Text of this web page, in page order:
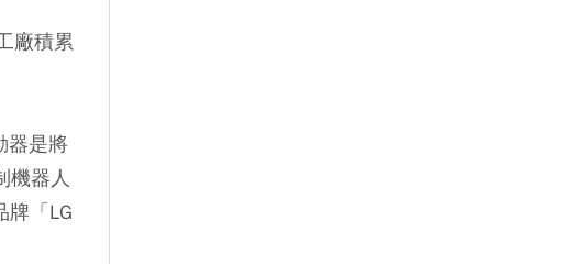
廠積累
器是將
機器人
牌「LG